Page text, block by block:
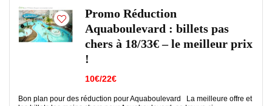
Promo Réduction
Aquaboulevard : billets pas
chers à 18/33€ – le meilleur prix
!
10€/22€
Bon plan pour des réduction pour Aquaboulevard La meilleure offre et